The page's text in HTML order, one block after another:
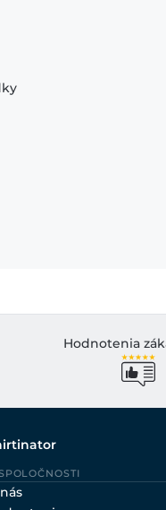
Hodnotenia